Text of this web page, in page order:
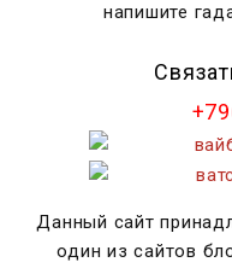
напишите
Данный сайт
один из сайтов